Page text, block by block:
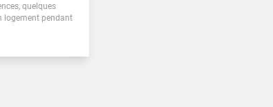
quelques
logement pendant